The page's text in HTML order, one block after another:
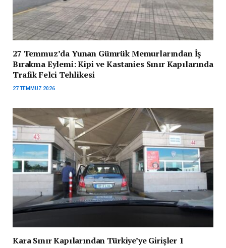
27 Temmuz’da Yunan Gümrük Memurlarından İş
Bırakma Eylemi: Kipi ve Kastanies Sınır Kapılarında
Trafik Felci Tehlikesi
27 TEMMUZ 2026
Kara Sınır Kapılarından Türkiye’ye Girişler 1